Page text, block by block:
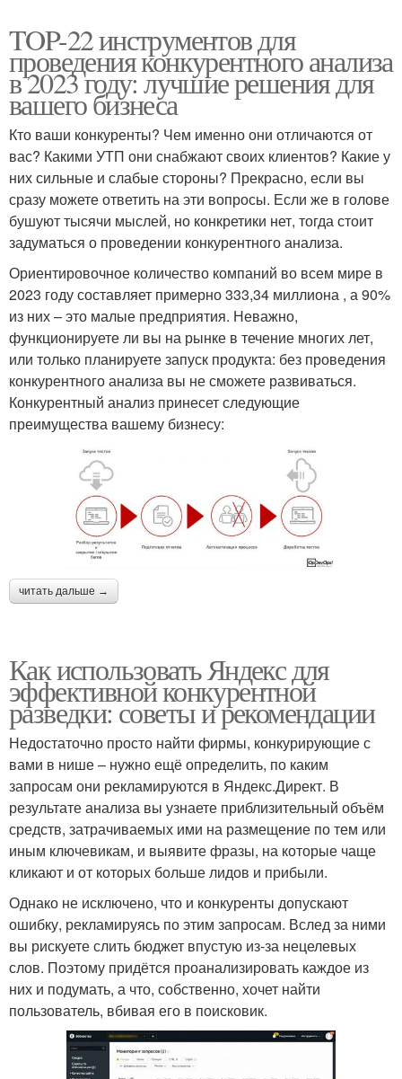
TOP-22 инструментов для
проведения конкурентного анализа
в 2023 году: лучшие решения для
вашего бизнеса
Кто ваши конкуренты? Чем именно они отличаются от
вас? Какими УТП они снабжают своих клиентов? Какие у
них сильные и слабые стороны? Прекрасно, если вы
сразу можете ответить на эти вопросы. Если же в голове
бушуют тысячи мыслей, но конкретики нет, тогда стоит
задуматься о проведении конкурентного анализа.
Ориентировочное количество компаний во всем мире в
2023 году составляет примерно 333,34 миллиона , а 90%
из них – это малые предприятия. Неважно,
функционируете ли вы на рынке в течение многих лет,
или только планируете запуск продукта: без проведения
конкурентного анализа вы не сможете развиваться.
Конкурентный анализ принесет следующие
преимущества вашему бизнесу:
читать дальше →
Как использовать Яндекс для
эффективной конкурентной
разведки: советы и рекомендации
Недостаточно просто найти фирмы, конкурирующие с
вами в нише – нужно ещё определить, по каким
запросам они рекламируются в Яндекс.Директ. В
результате анализа вы узнаете приблизительный объём
средств, затрачиваемых ими на размещение по тем или
иным ключевикам, и выявите фразы, на которые чаще
кликают и от которых больше лидов и прибыли.
Однако не исключено, что и конкуренты допускают
ошибку, рекламируясь по этим запросам. Вслед за ними
вы рискуете слить бюджет впустую из-за нецелевых
слов. Поэтому придётся проанализировать каждое из
них и подумать, а что, собственно, хочет найти
пользователь, вбивая его в поисковик.